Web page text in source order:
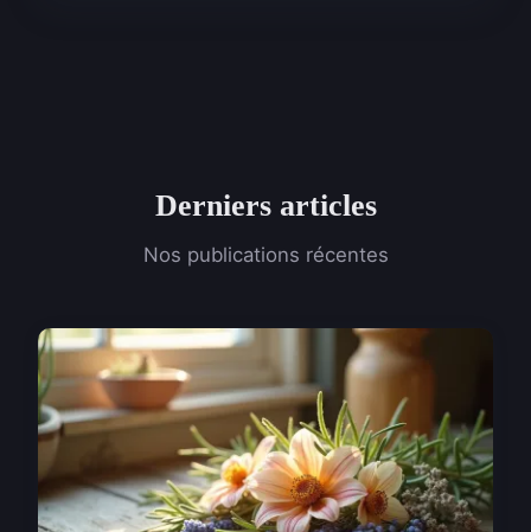
Derniers articles
Nos publications récentes